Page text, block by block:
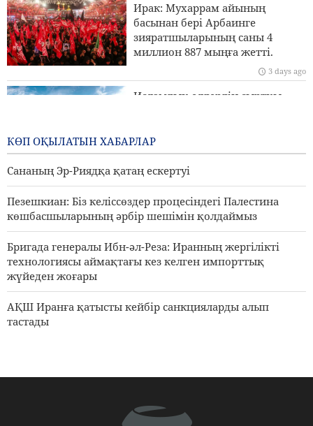
Ормуз бұғазы үстінде MQ9 дроны жойылды
Иран Сыртқы істер министрлігі: Біз Иранды заңды
түрде қорғау үшін барлық құралдарды пайдаланамыз
Ирак: Мухаррам айының
басынан бері Арбаинге
зияратшыларының саны 4
миллион 887 мыңға жетті.
3 days ago
Исламдық елдердің сыртқы
әрекеттеріне қарсы тұру үшін
бас қосады
КӨП ОҚЫЛАТЫН ХАБАРЛАР
Сананың Эр-Риядқа қатаң ескертуі
Пезешкиан: Біз келіссөздер процесіндегі Палестина
көшбасшыларының әрбір шешімін қолдаймыз
Бригада генералы Ибн-әл-Реза: Иранның жергілікті
технологиясы аймақтағы кез келген импорттық
жүйеден жоғары
АҚШ Иранға қатысты кейбір санкцияларды алып
тастады